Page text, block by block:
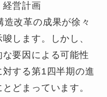
営計画
造改革の成果が徐々
します。しかし、
要因による可能性
する第1四半期の進
どまっています。